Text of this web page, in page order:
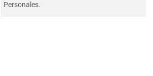
Personales.